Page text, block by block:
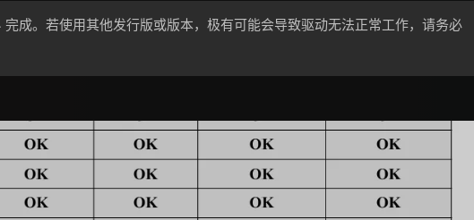
成。若使用其他发行版或版本，极有可能会导致驱动无法正常工作，请务必